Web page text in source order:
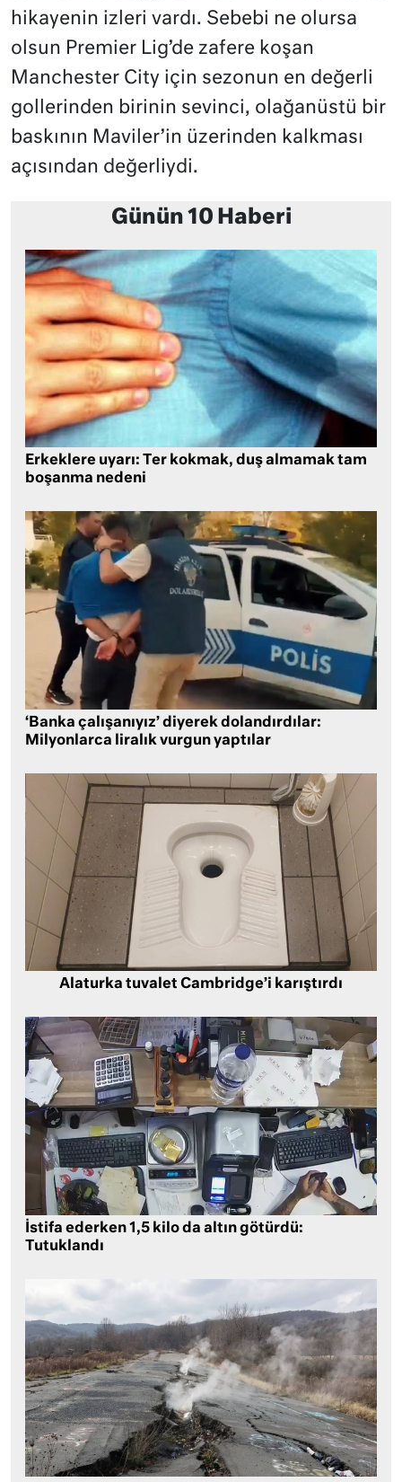
hikayenin izleri vardı. Sebebi ne olursa
olsun Premier Lig’de zafere koşan
Manchester City için sezonun en değerli
gollerinden birinin sevinci, olağanüstü bir
baskının Maviler’in üzerinden kalkması
açısından değerliydi.
Günün 10 Haberi
Erkeklere uyarı: Ter kokmak, duş almamak tam
boşanma nedeni
‘Banka çalışanıyız’ diyerek dolandırdılar:
Milyonlarca liralık vurgun yaptılar
Alaturka tuvalet Cambridge’i karıştırdı
İstifa ederken 1,5 kilo da altın götürdü:
Tutuklandı